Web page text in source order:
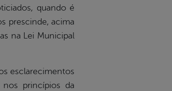
quando é
prescinde, acima
na Lei Municipal
esclarecimentos
princípios da